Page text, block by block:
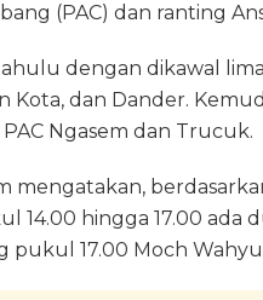
(PAC) dan ranting
dengan dikawal lima
Kota, dan Dander.
Ngasem dan Trucuk.
mengatakan,
14.00 hingga 17.00 ada
pukul 17.00 Moch